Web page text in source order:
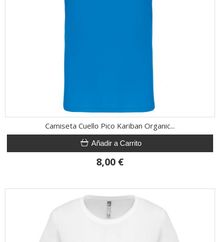
Camiseta Cuello Pico Kariban Organic...
Añadir a Carrito
8,00 €